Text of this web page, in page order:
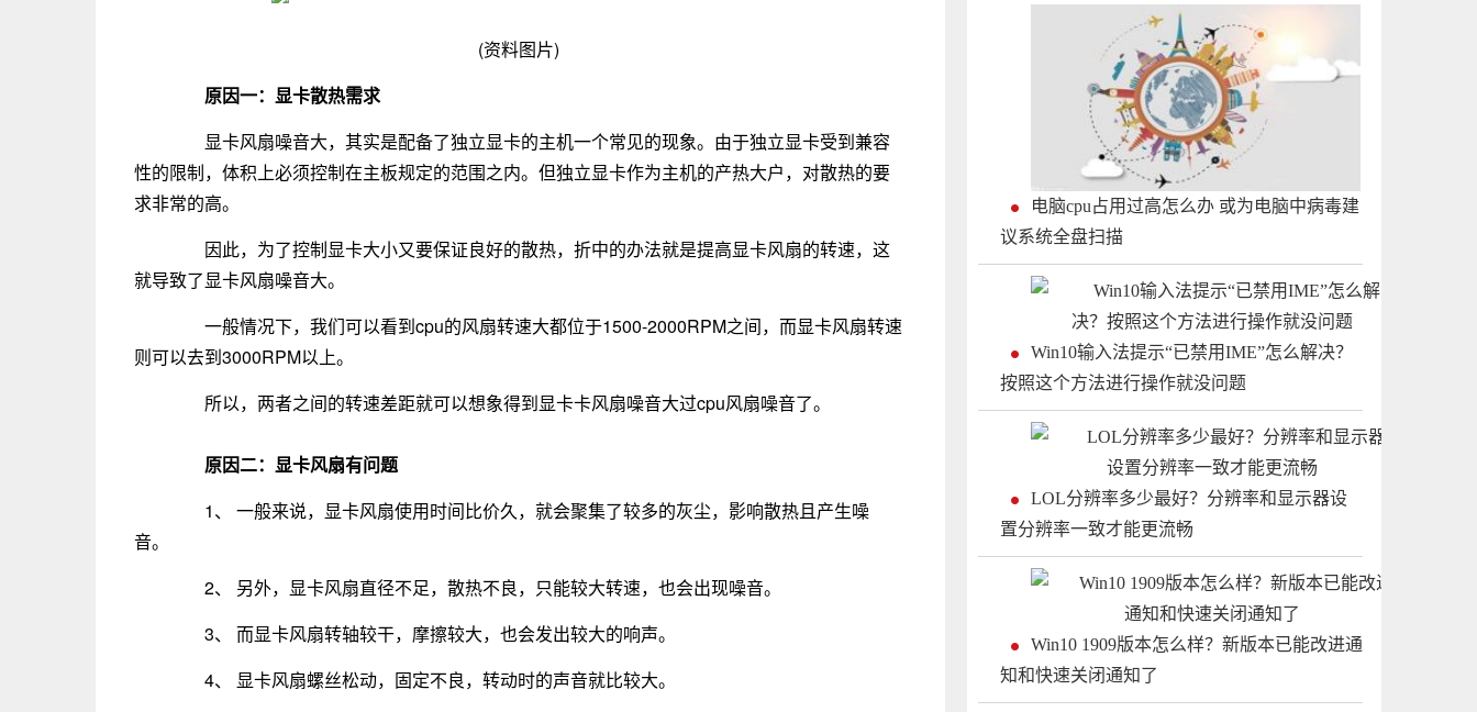
(资料图片)
原因一：显卡散热需求
显卡风扇噪音大，其实是配备了独立显卡的主机一个常见的现象。由于独立显卡受到兼容
性的限制，体积上必须控制在主板规定的范围之内。但独立显卡作为主机的产热大户，对散热的要
求非常的高。
因此，为了控制显卡大小又要保证良好的散热，折中的办法就是提高显卡风扇的转速，这
就导致了显卡风扇噪音大。
一般情况下，我们可以看到cpu的风扇转速大都位于1500-2000RPM之间，而显卡风扇转速
则可以去到3000RPM以上。
所以，两者之间的转速差距就可以想象得到显卡卡风扇噪音大过cpu风扇噪音了。
原因二：显卡风扇有问题
1、 一般来说，显卡风扇使用时间比价久，就会聚集了较多的灰尘，影响散热且产生噪
音。
2、 另外，显卡风扇直径不足，散热不良，只能较大转速，也会出现噪音。
3、 而显卡风扇转轴较干，摩擦较大，也会发出较大的响声。
4、 显卡风扇螺丝松动，固定不良，转动时的声音就比较大。
电脑cpu占用过高怎么办 或为电脑中病毒建
议系统全盘扫描
Win10输入法提示“已禁用IME”怎么解决？
按照这个方法进行操作就没问题
LOL分辨率多少最好？分辨率和显示器设
置分辨率一致才能更流畅
Win10 1909版本怎么样？新版本已能改进通
知和快速关闭通知了